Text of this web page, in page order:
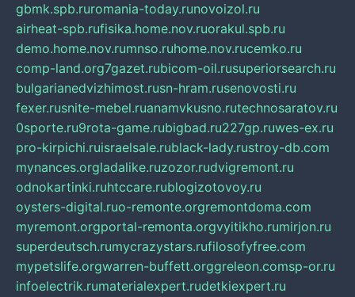
gbmk.spb.ruromania-today.runovoizol.ru
airheat-spb.rufisika.home.nov.ruorakul.spb.ru
demo.home.nov.rumnso.ruhome.nov.rucemko.ru
comp-land.org7gazet.rubicom-oil.rusuperiorsearch.ru
bulgarianedvizhimost.rusn-hram.rusenovosti.ru
fexer.rusnite-mebel.ruanamvkusno.rutechnosaratov.ru
0sporte.ru9rota-game.rubigbad.ru227gp.ruwes-ex.ru
pro-kirpichi.ruisraelsale.rublack-lady.rustroy-db.com
mynances.orgladalike.ruzozor.rudvigremont.ru
odnokartinki.ruhtccare.rublogizotovoy.ru
oysters-digital.ruo-remonte.orgremontdoma.com
myremont.orgportal-remonta.orgvyitikho.rumirjon.ru
superdeutsch.rumycrazystars.rufilosofyfree.com
mypetslife.orgwarren-buffett.orggreleon.comsp-or.ru
infoelectrik.rumaterialexpert.rudetkiexpert.ru